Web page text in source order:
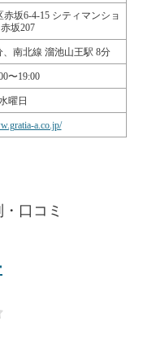
赤坂6-4-15 シティマンショ
坂207
南北線 溜池山王駅 8分
〜19:00
曜日
a.co.jp/
口コミ